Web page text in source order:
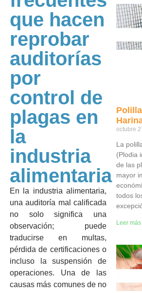
que hacen
reprobar
auditorías
por
control de
plagas en
la
industria
alimentaria
En la industria alimentaria,
una auditoría mal calificada
no solo significa una
observación; puede
traducirse en multas,
pérdida de certificaciones o
incluso la suspensión de
operaciones. Una de las
causas más comunes de no
octubre
La
(Plodia
de las
mayor
todos
Leer más